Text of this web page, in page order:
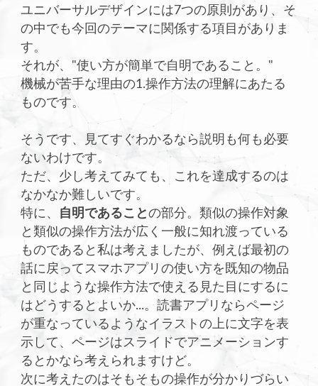
ユニバーサルデザインには7つの原則があり、そ
の中でも今回のテーマに関係する項目がありま
す。
それが、"使い方が簡単で自明であること。"
機械が苦手な理由の1.操作方法の理解にあたる
ものです。
そうです、見てすぐわかるなら説明も何も必要
ないわけです。
ただ、少し考えてみても、これを達成するのは
なかなか難しいです。
特に、
自明であることの部分。類似の操作対象
と類似の操作方法が広く一般に知れ渡っている
ものであると私は考えましたが、例えば最初の
話に戻ってスマホアプリの使い方を既知の物品
と同じような操作方法で使える見た目にするに
はどうするとよいか...。読書アプリならページ
が重なっているようなイラストの上に文字を表
示して、ページはスライドでアニメーションす
るとかなら考えられますけど。
次に考えたのはそもそもの操作が分かりづらい